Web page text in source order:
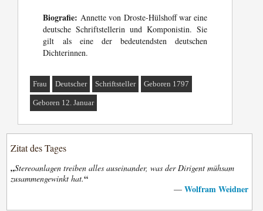
Biografie: Annette von Droste-Hülshoff war eine
deutsche Schriftstellerin und Komponistin. Sie
gilt als eine der bedeutendsten deutschen
Dichterinnen.
Frau Deutscher Schriftsteller Geboren 1797
Geboren 12. Januar
Zitat des Tages
„Stereoanlagen treiben alles auseinander, was der Dirigent mühsam
zusammengewinkt hat.“
— Wolfram Weidner